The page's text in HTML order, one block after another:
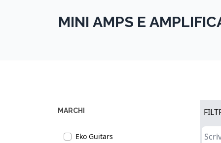
MINI AMPS E
MARCHI
Eko Guitars